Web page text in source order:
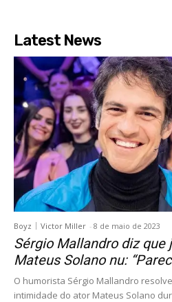
Latest News
Boyz Victor Miller - 8 de maio de 2023
Sérgio Mallandro diz que
Mateus Solano nu:
O humorista Sérgio Mallandro
intimidade do ator Mateus Solano